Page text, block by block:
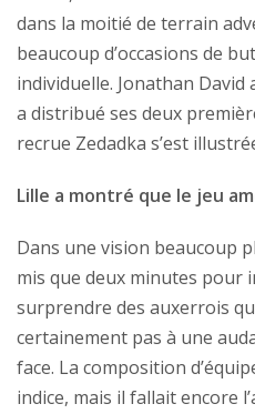
dans la moitié de terrain
beaucoup d’occasions de
individuelle. Jonathan
a distribué ses deux
recrue Zedadka s’est
Lille a montré que le jeu
Dans une vision beaucoup
mis que deux minutes pour
surprendre des auxerrois
certainement pas à une
face. La composition
indice, mais il fallait encore